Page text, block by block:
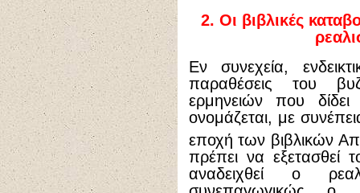
2. Οι βιβλικές
Εν συνεχεία,
παραθέσεις του
ερμηνειών που
ονομάζεται, με
εποχή των βιβλικών
πρέπει να
αναδειχθεί ο